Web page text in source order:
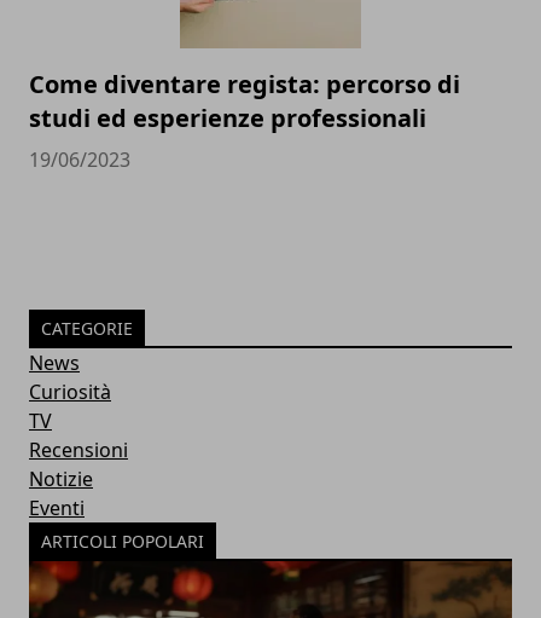
Come diventare regista: percorso di
studi ed esperienze professionali
19/06/2023
CATEGORIE
News
Curiosità
TV
Recensioni
Notizie
Eventi
ARTICOLI POPOLARI